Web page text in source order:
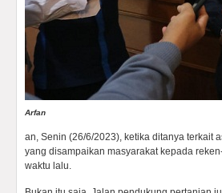
Arfan
an, Senin (26/6/2023), ketika ditanya terkait
yang disampaikan masyarakat kepada
waktu lalu.